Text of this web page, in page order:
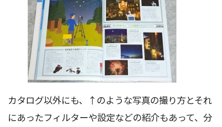
カタログ以外にも、↑のような写真の撮り方とそれ
にあったフィルターや設定などの紹介もあって、分